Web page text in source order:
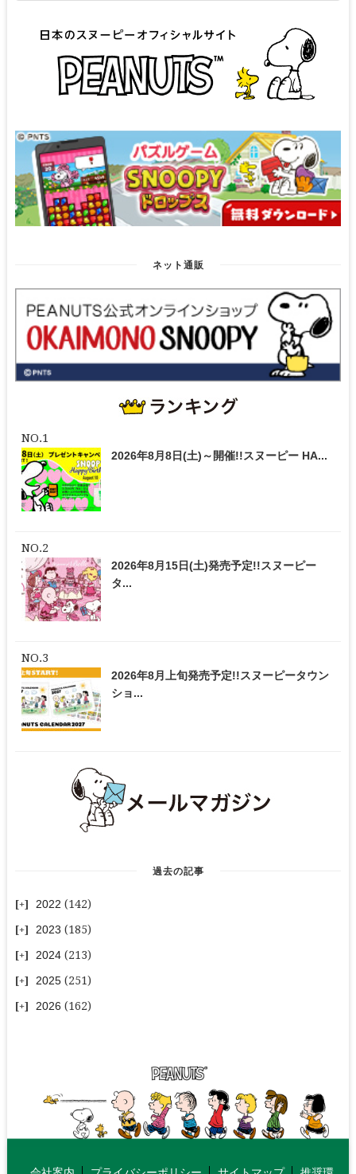
ネット通販
2026年8月8日(土)～開催!!スヌーピー HA...
2026年8月15日(土)発売予定!!スヌーピー
タ...
2026年8月上旬発売予定!!スヌーピータウン
ショ...
過去の記事
2022 (142)
2023 (185)
2024 (213)
2025 (251)
2026 (162)